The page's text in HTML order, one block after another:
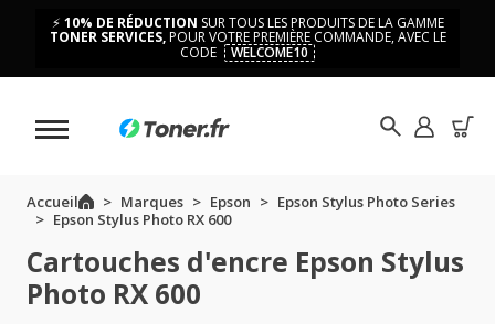
⚡ 10% DE RÉDUCTION SUR TOUS LES PRODUITS DE LA GAMME
TONER SERVICES,POUR VOTRE PREMIÈRE COMMANDE, AVEC LE
CODE
WELCOME10
Accueil Marques Epson
Epson Stylus Photo Series
Epson Stylus Photo RX 600
Cartouches d'encre Epson Stylus
Photo RX 600